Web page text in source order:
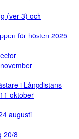
(ver 3) och
för hösten 2025
i Långdistans
oktober
augusti
20/8